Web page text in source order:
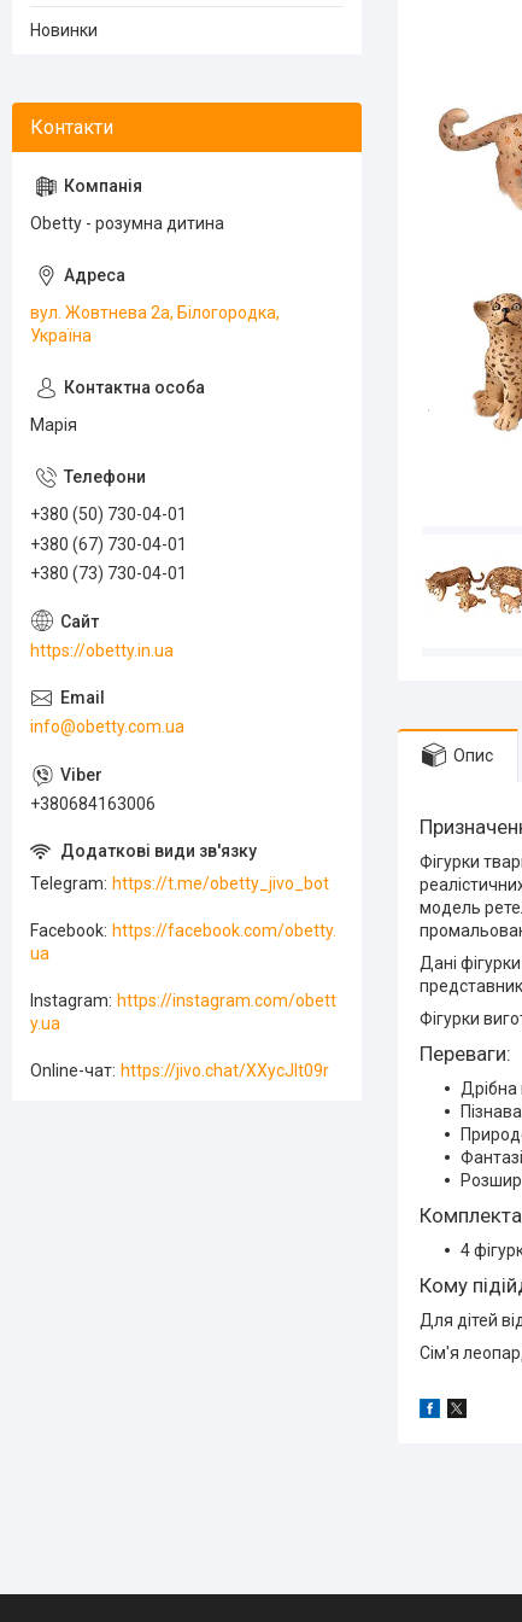
Опис
Фігурки
модель
Дані
Фігурки
Переваги:
Дрібна
4
Кому
Для дітей
Сім'я
Новинки
Obetty - розумна дитина
вул. Жовтнева 2а, Білогородка,
Україна
Марія
+380 (50) 730-04-01
+380 (67) 730-04-01
+380 (73) 730-04-01
https://obetty.in.ua
info@obetty.com.ua
+380684163006
Telegram https://t.me/obetty_jivo_bot
Facebook https://facebook.com/obetty.
ua
Instagram
https://instagram.com/obett
y.ua
Online-чат https://jivo.chat/XXycJlt09r